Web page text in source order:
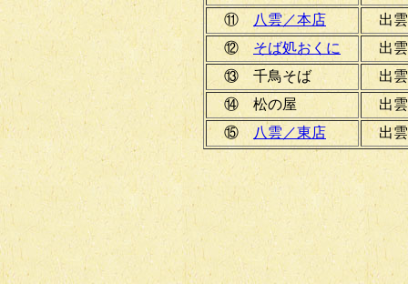
⑪
八雲／本店
出雲
⑫ そば処おくに
出雲
⑬ 千鳥そば
出雲
⑭ 松の屋
出雲
⑮ 八雲／東店 出雲